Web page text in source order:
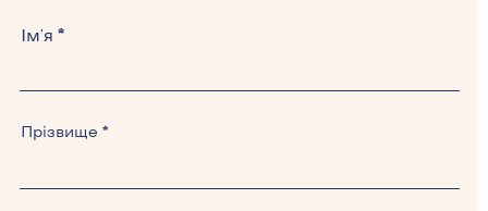
Ім'я
Прізвище